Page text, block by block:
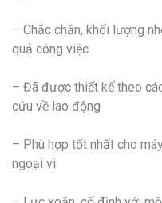
– Chắc chắn, khối lượng
quả công việc
– Đã được thiết kế theo
cứu về lao động
– Phù hợp tốt nhất cho
ngoại vi